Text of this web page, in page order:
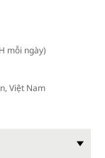
mỗi ngày)
Việt Nam